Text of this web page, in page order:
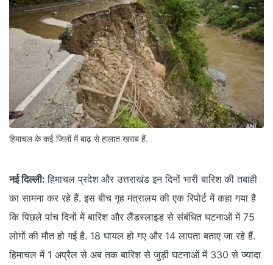
हिमाचल के कई जिलों में बाढ़ से हालात खराब हैं.
नई दिल्ली: हिमाचल प्रदेश और उत्तराखंड इन दिनों भारी बारिश की तबाही
का सामना कर रहे हैं. इस बीच गृह मंत्रालय की एक रिपोर्ट में कहा गया है
कि पिछले पांच दिनों में बारिश और लैंडस्लाइड से संबंधित घटनाओं में 75
लोगों की मौत हो गई है. 18 घायल हो गए और 14 लापता बताए जा रहे हैं.
हिमाचल में 1 अप्रैल से अब तक बारिश से जुड़ी घटनाओं में 330 से ज्यादा